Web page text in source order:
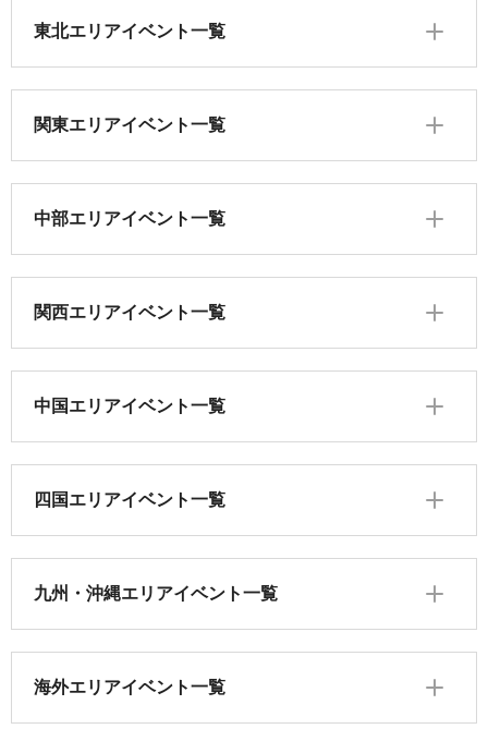
東北エリアイベント一覧
関東エリアイベント一覧
中部エリアイベント一覧
関西エリアイベント一覧
中国エリアイベント一覧
四国エリアイベント一覧
九州・沖縄エリアイベント一覧
海外エリアイベント一覧